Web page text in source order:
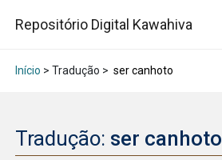
Repositório Digital Kawahiva
Início > Tradução > ser canhoto
Tradução: ser canhoto